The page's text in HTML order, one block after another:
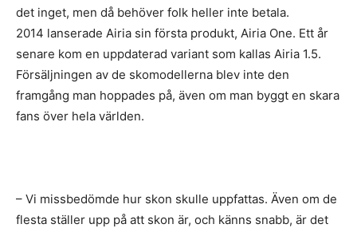
det inget, men då behöver folk heller inte betala.
2014 lanserade Airia sin första produkt, Airia One. Ett år
senare kom en uppdaterad variant som kallas Airia 1.5.
Försäljningen av de skomodellerna blev inte den
framgång man hoppades på, även om man byggt en skara
fans över hela världen.
– Vi missbedömde hur skon skulle uppfattas. Även om de
flesta ställer upp på att skon är, och känns snabb, är det